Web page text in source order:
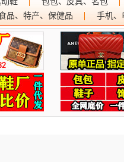
品、特产、保健品 手机、